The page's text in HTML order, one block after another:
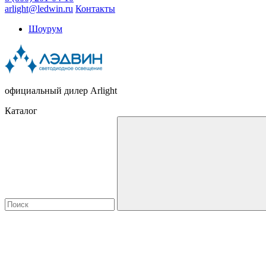
arlight@ledwin.ru Контакты
Шоурум
официальный дилер Arlight
Каталог